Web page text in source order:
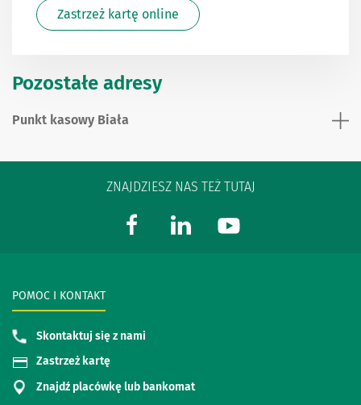
Zastrzeż kartę online
Pozostałe adresy
Punkt kasowy Biała
ZNAJDZIESZ NAS TEŻ TUTAJ
POMOC I KONTAKT
Skontaktuj się z nami
Zastrzeż kartę
Znajdź placówkę lub bankomat